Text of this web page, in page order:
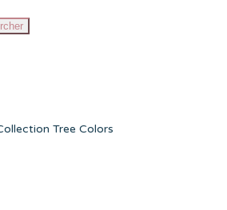
Tree Colors